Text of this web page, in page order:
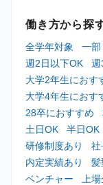
働き方から探
全学年対象 一部
週2日以下OK
週
大学2年生におす
大学4年生におす
28卒におすすめ
土日OK
半日OK
研修制度あり
社
内定実績あり
髪
ベンチャー
上